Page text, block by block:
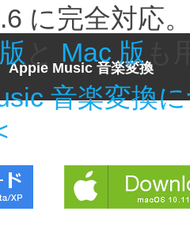
Apple Music 音楽変換
に完全対応
Mac 版も
音楽変換